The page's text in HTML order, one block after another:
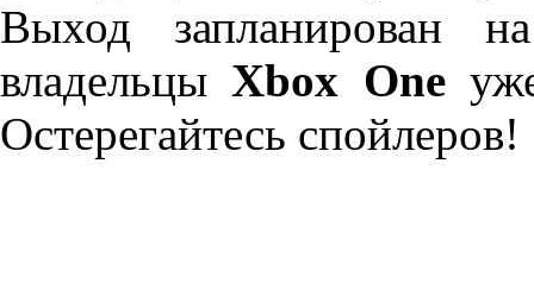
Выход запланирован
владельцыXbox Oneуже
Остерегайтесь спойлеров!